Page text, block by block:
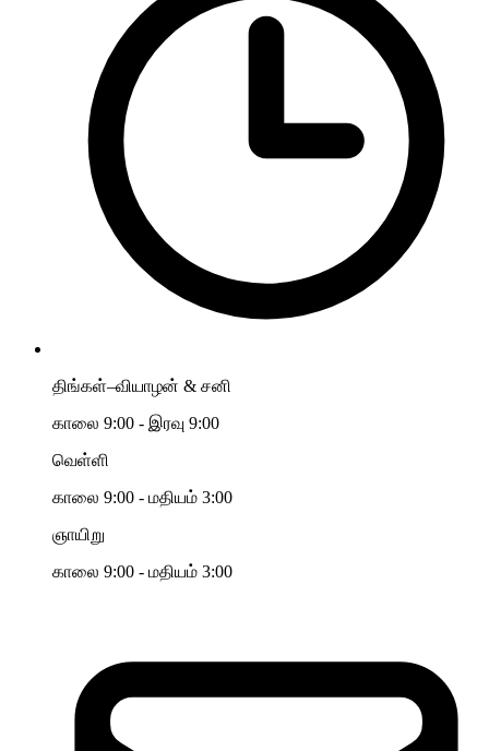
திங்கள்–வியாழன் & சனி
காலை 9:00 - இரவு 9:00
வெள்ளி
காலை 9:00 - மதியம் 3:00
ஞாயிறு
காலை 9:00 - மதியம் 3:00